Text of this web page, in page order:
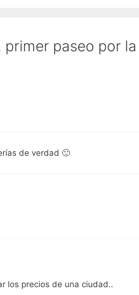
paseo por la
de verdad 🙂
los precios de una ciudad..